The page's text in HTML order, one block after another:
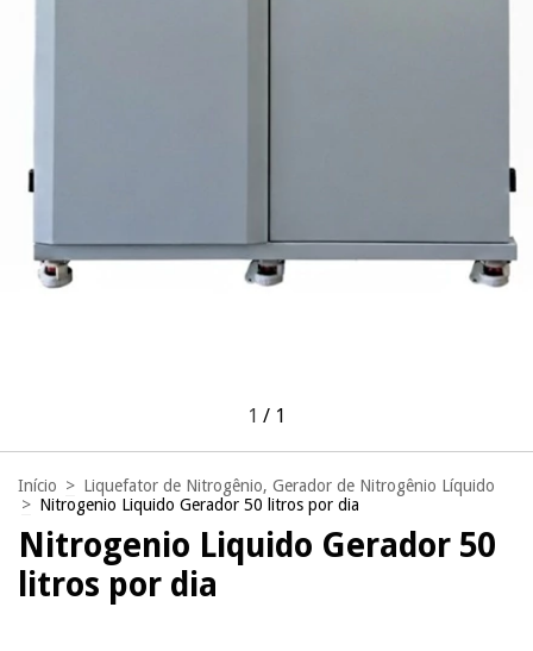
1 / 1
Início > Liquefator de Nitrogênio, Gerador de Nitrogênio Líquido
> Nitrogenio Liquido Gerador 50 litros por dia
Nitrogenio Liquido Gerador 50
litros por dia